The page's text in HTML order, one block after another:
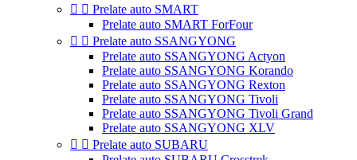
  Prelate auto SMART
Prelate auto SMART ForFour
  Prelate auto SSANGYONG
Prelate auto SSANGYONG Actyon
Prelate auto SSANGYONG Korando
Prelate auto SSANGYONG Rexton
Prelate auto SSANGYONG Tivoli
Prelate auto SSANGYONG Tivoli Grand
Prelate auto SSANGYONG XLV
  Prelate auto SUBARU